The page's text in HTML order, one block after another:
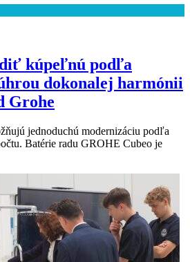
kúpeľnú podľa
dokonalej harmónii
Grohe
jednoduchú modernizáciu podľa
Batérie radu GROHE Cubeo je